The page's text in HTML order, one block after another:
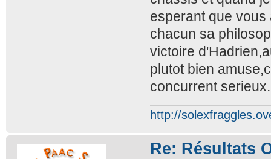
esperant que
chacun sa
victoire
plutot bien
concurrent serieux.
http://
Re: Résultats